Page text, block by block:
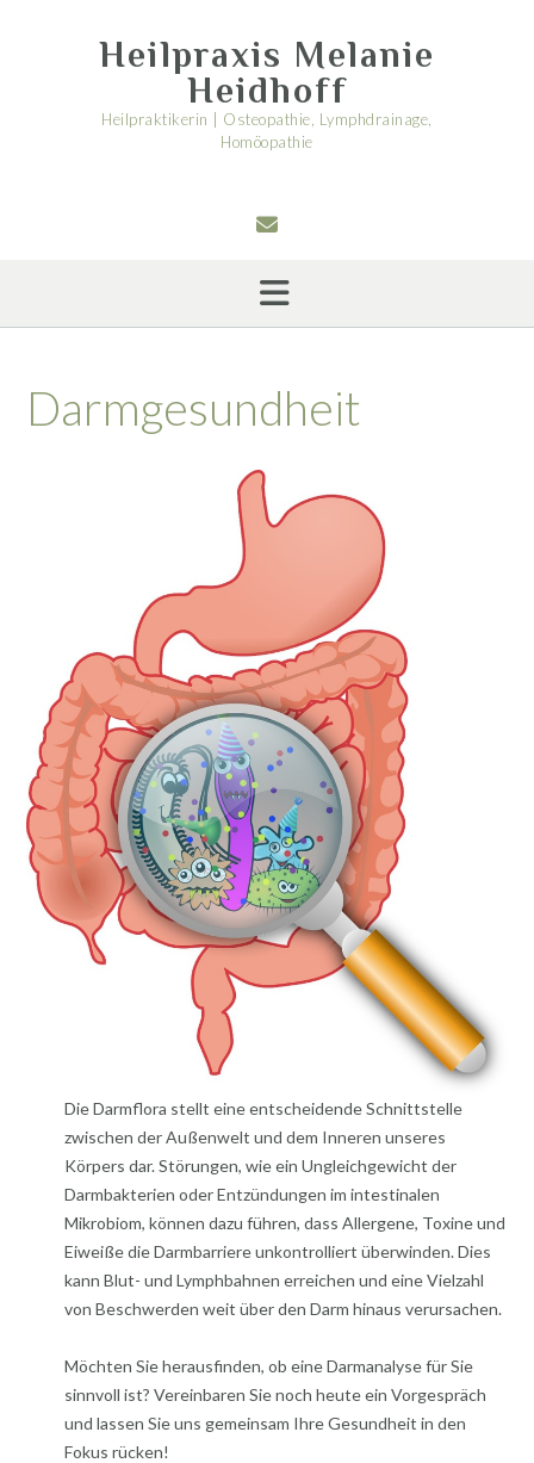
Heilpraxis Melanie
Heidhoff
Heilpraktikerin | Osteopathie, Lymphdrainage,
Homöopathie
Darmgesundheit
Die Darmflora stellt eine entscheidende Schnittstelle
zwischen der Außenwelt und dem Inneren unseres
Körpers dar. Störungen, wie ein Ungleichgewicht der
Darmbakterien oder Entzündungen im intestinalen
Mikrobiom, können dazu führen, dass Allergene, Toxine und
Eiweiße die Darmbarriere unkontrolliert überwinden. Dies
kann Blut- und Lymphbahnen erreichen und eine Vielzahl
von Beschwerden weit über den Darm hinaus verursachen.
Möchten Sie herausfinden, ob eine Darmanalyse für Sie
sinnvoll ist? Vereinbaren Sie noch heute ein Vorgespräch
und lassen Sie uns gemeinsam Ihre Gesundheit in den
Fokus rücken!